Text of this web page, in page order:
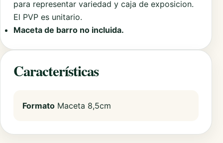
para representar variedad y caja de exposicion.
El PVP es unitario.
Maceta de barro no incluida.
Características
Formato Maceta 8,5cm